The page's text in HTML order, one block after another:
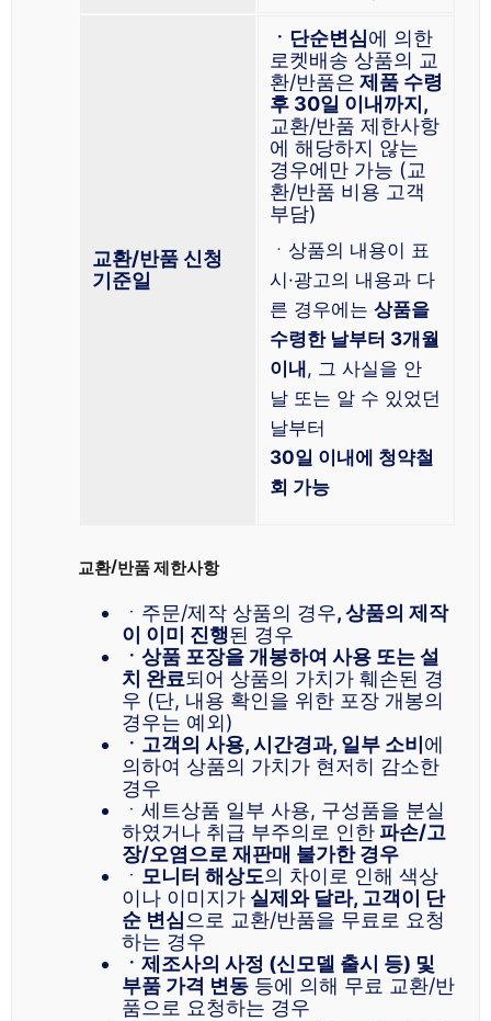
교환/반품 신청
기준일
ㆍ단순변심에 의한
로켓배송 상품의 교
환/반품은 제품 수령
후 30일 이내까지,
교환/반품 제한사항
에 해당하지 않는
경우에만 가능 (교
환/반품 비용 고객
부담)
ㆍ상품의 내용이 표
시·광고의 내용과 다
른 경우에는 상품을
수령한 날부터 3개월
이내, 그 사실을 안
날 또는 알 수 있었던
날부터
30일 이내에 청약철
회 가능
교환/반품 제한사항
ㆍ주문/제작 상품의 경우, 상품의 제작
이 이미 진행된 경우
ㆍ상품 포장을 개봉하여 사용 또는 설
치 완료되어 상품의 가치가 훼손된 경
우 (단, 내용 확인을 위한 포장 개봉의
경우는 예외)
ㆍ고객의 사용, 시간경과, 일부 소비 에
의하여 상품의 가치가 현저히 감소한
경우
ㆍ세트상품 일부 사용, 구성품을 분실
하였거나 취급 부주의로 인한 파손/고
장/오염으로 재판매 불가한 경우
ㆍ 모니터 해상도의 차이로 인해 색상
이나 이미지가 실제와 달라, 고객이 단
순 변심으로 교환/반품을 무료로 요청
하는 경우
ㆍ제조사의 사정 (신모델 출시 등) 및
부품 가격 변동 등에 의해 무료 교환/반
품으로 요청하는 경우